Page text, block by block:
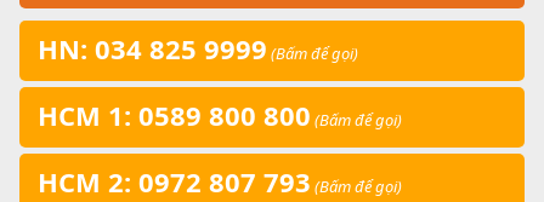
HN: 034 825 9999 (Bấm để gọi)
HCM 1: 0589 800 800 (Bấm để gọi)
HCM 2: 0972 807 793 (Bấm để gọi)